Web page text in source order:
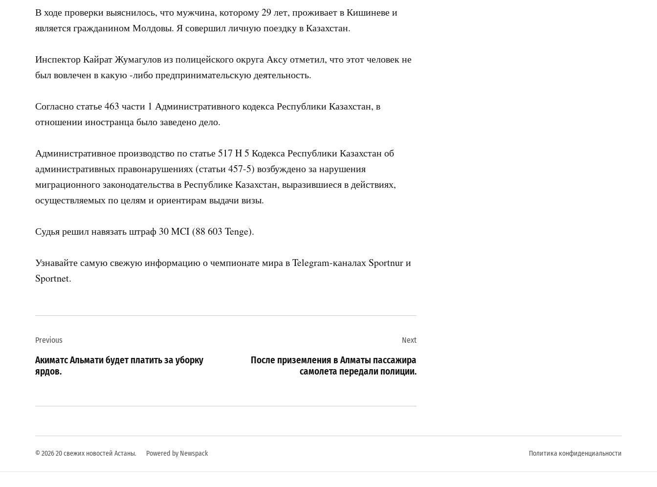
В ходе проверки выяснилось, что мужчина, которому 29 лет, проживает в Кишиневе и
является гражданином Молдовы. Я совершил личную поездку в Казахстан.
Инспектор Кайрат Жумагулов из полицейского округа Аксу отметил, что этот человек не
был вовлечен в какую -либо предпринимательскую деятельность.
Согласно статье 463 части 1 Административного кодекса Республики Казахстан, в
отношении иностранца было заведено дело.
Административное производство по статье 517 H 5 Кодекса Республики Казахстан об
административных правонарушениях (статьи 457-5) возбуждено за нарушения
миграционного законодательства в Республике Казахстан, выразившиеся в действиях,
осуществляемых по целям и ориентирам выдачи визы.
Судья решил навязать штраф 30 MCI (88 603 Tenge).
Узнавайте самую свежую информацию о чемпионате мира в Telegram-каналах Sportnur и
Sportnet.
по
записям
Previous
Акиматс Альмати будет платить за уборку
ярдов.
Next
После приземления в Алматы пассажира
самолета передали полиции.
© 2026 20 свежих новостей Астаны. Powered by Newspack Политика конфиденциальности